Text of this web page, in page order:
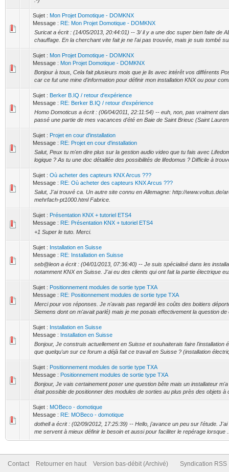
Sujet : Mon Projet Domotique - DOMKNX
Message : RE: Mon Projet Domotique - DOMKNX
Suricat a écrit : (14/05/2013, 20:44:01) -- 3/ il y a une doc super bien faite de
chauffage. En la cherchant vite fait je ne l'ai pas trouvée, mais je suis tombé
Sujet : Mon Projet Domotique - DOMKNX
Message : Mon Projet Domotique - DOMKNX
Bonjour à tous, Cela fait plusieurs mois que je lis avec intérêt vos différents
car ce fut une mine d'information pour définir mon installation KNX ou pour
Sujet : Berker B.IQ / retour d'expérience
Message : RE: Berker B.IQ / retour d'expérience
Homo Domoticus a écrit : (06/04/2011, 22:11:54) -- euh, non, pas vraiment
passé une partie de mes vacances d'été en Baie de Saint Brieuc (Saint
Sujet : Projet en cour d'installation
Message : RE: Projet en cour d'installation
Salut, Peux tu m'en dire plus sur la gestion audio video que tu fais avec
logique ? As tu une doc détaillée des possibilités de lifedomus ? Difficile à
Sujet : Où acheter des capteurs KNX Arcus ???
Message : RE: Où acheter des capteurs KNX Arcus ???
Salut, J'ai trouvé ca. Un autre site connu en Allemagne: http://www.voltus.de/
mehrfach-pt1000.html Fabrice.
Sujet : Présentation KNX + tutoriel ETS4
Message : RE: Présentation KNX + tutoriel ETS4
+1 Super le tuto. Merci.
Sujet : Installation en Suisse
Message : RE: Installation en Suisse
seb@leon a écrit : (04/01/2013, 07:36:40) -- Je suis spécialisé dans les
notamment KNX en Suisse. J'ai eu des clients qui ont fait la partie électrique
Sujet : Positionnement modules de sortie type TXA
Message : RE: Positionnement modules de sortie type TXA
Merci pour vos réponses. Je n'avais pas regardé les coûts des boitiers
Siemens dont on m'avait parlé) mais je me posais effectivement la question de
Sujet : Installation en Suisse
Message : Installation en Suisse
Bonjour, Je construis actuellement en Suisse et souhaiterais faire l'installation
que quelqu'un sur ce forum a déjà fait ce travail en Suisse ? (installation
Sujet : Positionnement modules de sortie type TXA
Message : Positionnement modules de sortie type TXA
Bonjour, Je vais certainement poser une question bête mais un installateur
était possible de positionner des modules de sorties au plus près des objets à
Sujet : MOBeco - domotique
Message : RE: MOBeco - domotique
dothell a écrit : (02/09/2012, 17:25:39) -- Hello, j'avance un peu sur l'étude.
me servent à mieux définir le besoin et aussi pour faciliter le repérage lorsque
Contact Retourner en haut Version bas-débit (Archivé) Syndication RSS